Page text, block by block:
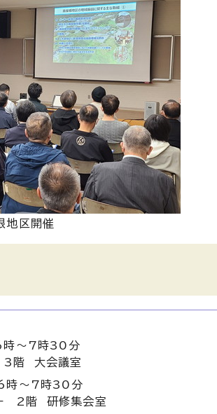
地区開催
6時～7時30分
3階 大会議室
6時～7時30分
ー 2階 研修集会室